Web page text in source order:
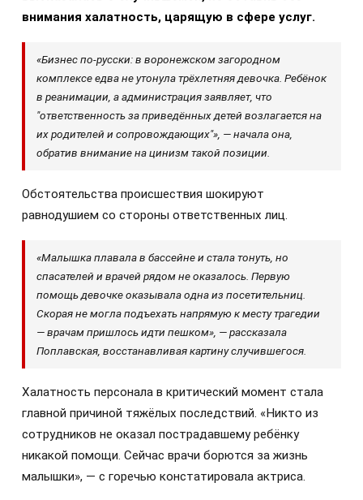
внимания халатность, царящую в сфере услуг.
«Бизнес по-русски: в воронежском загородном
комплексе едва не утонула трёхлетняя девочка. Ребёнок
в реанимации, а администрация заявляет, что
"ответственность за приведённых детей возлагается на
их родителей и сопровождающих"», — начала она,
обратив внимание на цинизм такой позиции.
Обстоятельства происшествия шокируют
равнодушием со стороны ответственных лиц.
«Малышка плавала в бассейне и стала тонуть, но
спасателей и врачей рядом не оказалось. Первую
помощь девочке оказывала одна из посетительниц.
Скорая не могла подъехать напрямую к месту трагедии
— врачам пришлось идти пешком», — рассказала
Поплавская, восстанавливая картину случившегося.
Халатность персонала в критический момент стала
главной причиной тяжёлых последствий. «Никто из
сотрудников не оказал пострадавшему ребёнку
никакой помощи. Сейчас врачи борются за жизнь
малышки», — с горечью констатировала актриса.